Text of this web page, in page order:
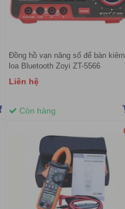
Đồng hồ vạn năng số để bàn kiêm
loa Bluetooth Zoyi ZT-5566
Liên hệ
Còn hàng